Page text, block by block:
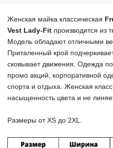
Женская майка классическая
Vest Lady-Fit производится из
Модель обладают отличными
Приталенный крой
сковывает движения. Одежда
промо акций, корпоративной
спорта и отдыха. Женская
насыщенность цвета и не
Размеры от XS до 2XL.